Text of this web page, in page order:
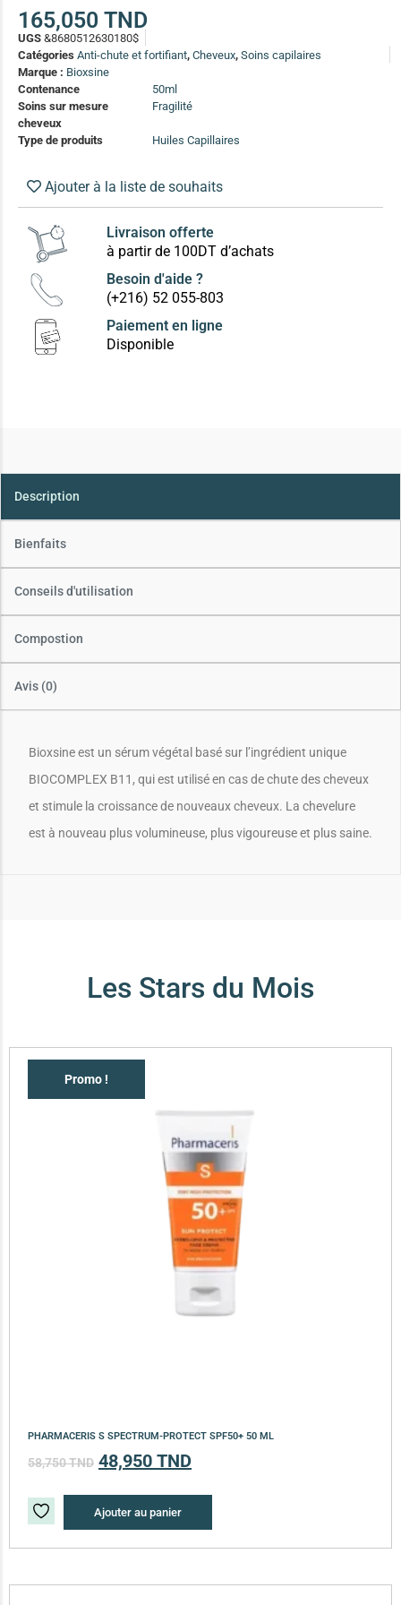
(13)
Soin anti-pelliculaire
Soin pointes cassantes et fourchues
Soins Solaires Ciblés
Pour chaque type de peau, une solution
Soins ciblé bébé (0-5 ans)(4)
Soins ciblés famille
(4)
165,050 TND
UGS &8680512630180$
Catégories Anti-chute et fortifiant, Cheveux, Soins capilaires
Marque : Bioxsine
Contenance
50ml
Soins sur mesure
cheveux
Fragilité
Type de produits Huiles Capillaires
Ajouter à la liste de souhaits
Livraison offerte
à partir de 100DT d’achats
Besoin d'aide ?
(+216) 52 055-803
Paiement en ligne
Disponible
Compostion
Conseils d'utilisation
Bienfaits
Description
Avis (0)
Bioxsine est un sérum végétal basé sur l’ingrédient unique
BIOCOMPLEX B11, qui est utilisé en cas de chute des cheveux
et stimule la croissance de nouveaux cheveux. La chevelure
est à nouveau plus volumineuse, plus vigoureuse et plus saine.
Les Stars du Mois
Promo !
PHARMACERIS S SPECTRUM-PROTECT SPF50+ 50 ML
58,750TND 48,950 TND
Ajouter au panier